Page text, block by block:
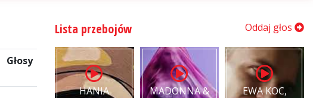
Głosy
Lista przebojów Oddaj głos
HANIA
MADONNA &
EWA KOC,